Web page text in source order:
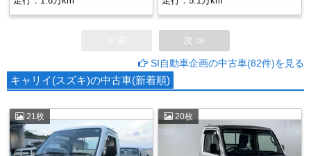
次 ≫
SI自動車企画の中古車(82件)を見る
キャリイ(スズキ)の中古車(新着順)
21枚 20枚